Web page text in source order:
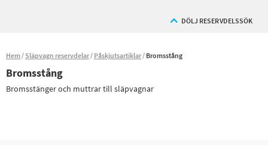
DÖLJ RESERVDELSSÖK
Hem Släpvagn reservdelar Påskjutsartiklar Bromsstång
Bromsstång
Bromsstänger och muttrar till släpvagnar